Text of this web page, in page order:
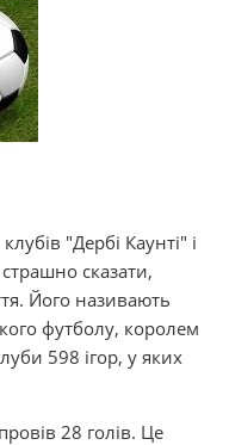
"Дербі Каунті" і
сказати,
Його називають
футболу, королем
598 ігор, у яких
28 голів. Це